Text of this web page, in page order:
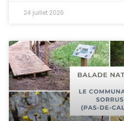
24 juillet 2026